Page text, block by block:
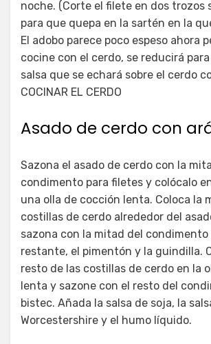
noche. (Corte el filete en dos trozos
para que quepa en la sartén en la
El adobo parece poco espeso ahora
cocine con el cerdo, se reducirá
salsa que se echará sobre el cerdo
COCINAR EL CERDO
Asado de cerdo con
Sazona el asado de cerdo con la
condimento para filetes y colócalo
una olla de cocción lenta. Coloca la
costillas de cerdo alrededor del
sazona con la mitad del
restante, el pimentón y la guindilla.
resto de las costillas de cerdo en la
lenta y sazone con el resto del
bistec. Añada la salsa de soja, la
Worcestershire y el humo líquido.